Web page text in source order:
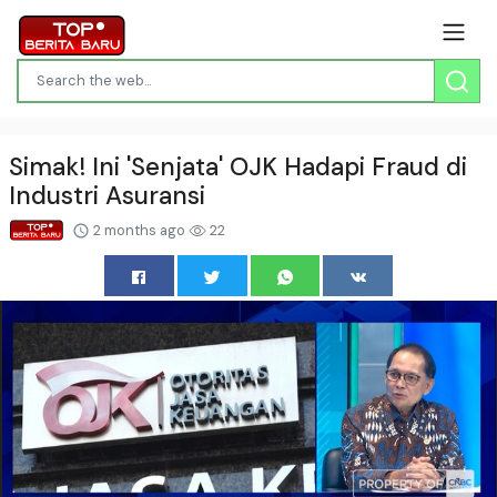
Simak! Ini 'Senjata' OJK Hadapi Fraud di
Industri Asuransi
2 months ago 22